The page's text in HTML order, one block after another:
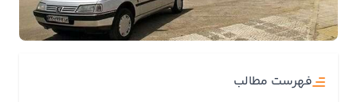
راه
مسکن
فهرست مطالب